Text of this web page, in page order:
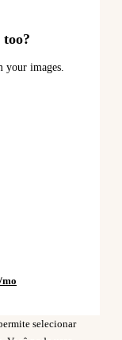
your images.
selecionar